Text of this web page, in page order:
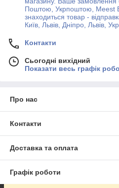
Поштою, Укрпоштою, Meest
знаходиться товар -
Київ, Львів, Дніпро, Львів,
Контакти
Сьогодні вихідний
Показати весь графік
Про нас
Контакти
Доставка та оплата
Графік роботи